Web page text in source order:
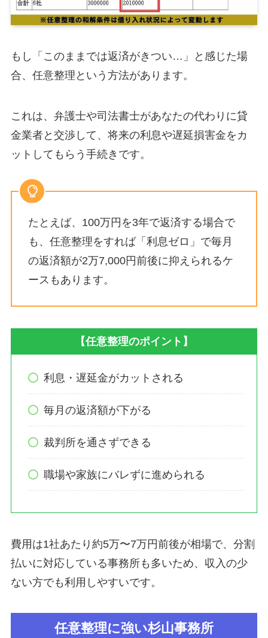
もし「このままでは返済がきつい…」と感じた場
合、任意整理という方法があります。
これは、弁護士や司法書士があなたの代わりに貸
金業者と交渉して、将来の利息や遅延損害金をカ
ットしてもらう手続きです。
たとえば、100万円を3年で返済する場合で
も、任意整理をすれば「利息ゼロ」で毎月
の返済額が2万7,000円前後に抑えられるケ
ースもあります。
【任意整理のポイント】
利息・遅延金がカットされる
毎月の返済額が下がる
裁判所を通さずできる
職場や家族にバレずに進められる
費用は1社あたり約5万〜7万円前後が相場で、分割
払いに対応している事務所も多いため、収入の少
ない方でも利用しやすいです。
任意整理に強い杉山事務所